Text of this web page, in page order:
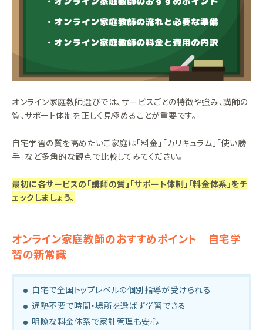
オンライン家庭教師選びでは、サービスごとの特徴や強み、講師の
質、サポート体制を正しく見極めることが重要です。
自宅学習の質を高めたいご家庭は「料金」「カリキュラム」「使い勝
手」など多角的な観点で比較してみてください。
最初に各サービスの「講師の質」「サポート体制」「料金体系」をチ
ェックしましょう。
オンライン家庭教師のおすすめポイント｜自宅学
習の新常識
自宅で全国トップレベルの個別指導が受けられる
通塾不要で時間・場所を選ばず学習できる
明瞭な料金体系で家計管理も安心